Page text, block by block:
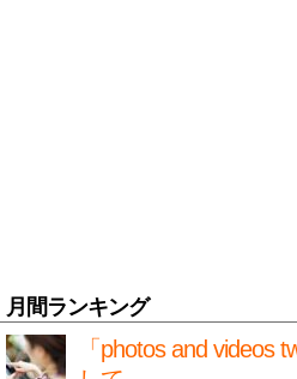
月間ランキング
「photos and videos